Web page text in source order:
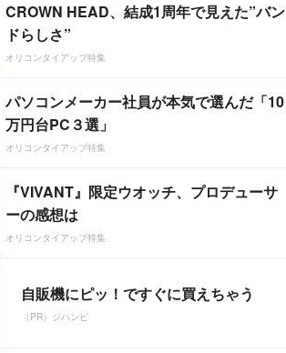
CROWN HEAD、結成1周年で見えた”バン
ドらしさ”
オリコンタイアップ特集
パソコンメーカー社員が本気で選んだ「10
万円台PC３選」
オリコンタイアップ特集
『VIVANT』限定ウオッチ、プロデューサ
ーの感想は
オリコンタイアップ特集
自販機にピッ！ですぐに買えちゃう
（PR）ジハンピ